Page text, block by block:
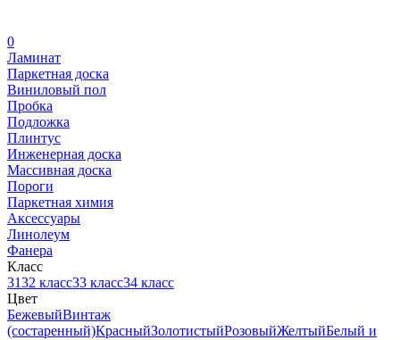
0
Ламинат
Паркетная доска
Виниловый пол
Пробка
Подложка
Плинтус
Инженерная доска
Массивная доска
Пороги
Паркетная химия
Аксессуары
Линолеум
Фанера
Класс
3132 класс33 класс34 класс
Цвет
БежевыйВинтаж
(состаренный)КрасныйЗолотистыйРозовыйЖелтыйБелый и